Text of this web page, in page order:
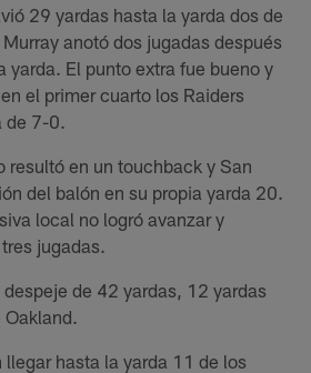
29 yardas hasta la yarda dos de
anotó dos jugadas después
yarda. El punto extra fue bueno y
el primer cuarto los Raiders
7-0.
resultó en un touchback y San
del balón en su propia yarda 20.
local no logró avanzar y
jugadas.
de 42 yardas, 12 yardas
llegar hasta la yarda 11 de los